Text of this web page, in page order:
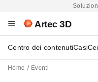
Artec 3D
Centro dei contenutiCasi
Home Eventi